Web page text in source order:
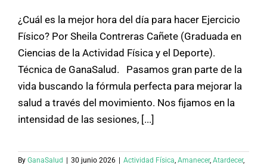
¿Cuál es la mejor hora del día para hacer Ejercicio
Físico? Por Sheila Contreras Cañete (Graduada en
Ciencias de la Actividad Física y el Deporte).
Técnica de GanaSalud. Pasamos gran parte de la
vida buscando la fórmula perfecta para mejorar la
salud a través del movimiento. Nos fijamos en la
intensidad de las sesiones, [...]
By GanaSalud 30 junio 2026 Actividad Física, Amanecer, Atardecer,